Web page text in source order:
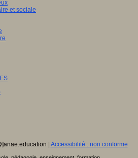
et sociale
| Accessibilité : non conforme